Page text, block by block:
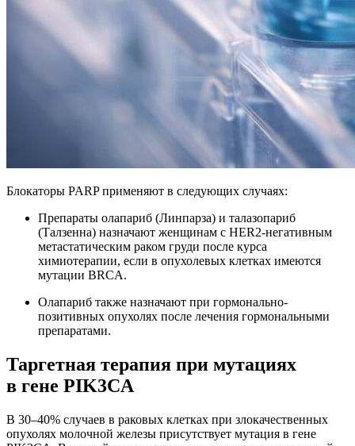
Блокаторы PARP применяют в следующих случаях:
Препараты олапариб (Линпарза) и талазопариб
(Талзенна) назначают женщинам с HER2-негативным
метастатическим раком груди после курса
химиотерапии, если в опухолевых клетках имеются
мутации BRCA.
Олапариб также назначают при гормонально-
позитивных опухолях после лечения гормональными
препаратами.
Таргетная терапия при мутациях
в гене PIK3CA
В 30–40% случаев в раковых клетках при злокачественных
опухолях молочной железы присутствует мутация в гене